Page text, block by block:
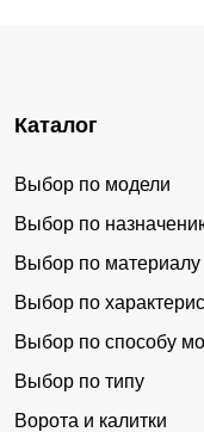
Каталог
Выбор по модели
Выбор по
Выбор по материалу
Выбор по
Выбор по способу
Выбор по типу
Ворота и калитки